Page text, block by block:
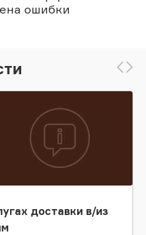
ошибки
доставки в/из